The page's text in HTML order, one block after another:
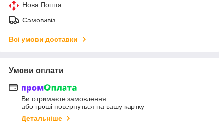
Нова Пошта
Самовивіз
Всі умови доставки
Умови оплати
Ви отримаєте замовлення
або гроші повернуться на вашу картку
Детальніше